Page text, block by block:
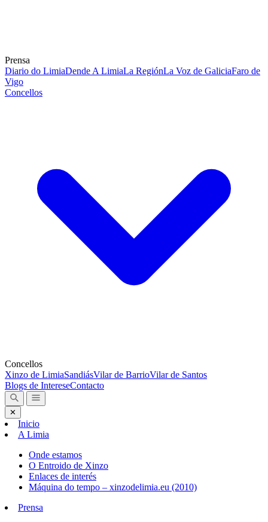
Prensa
Diario do LimiaDende A LimiaLa RegiónLa Voz de GaliciaFaro de
Vigo
Concellos
Concellos
Xinzo de LimiaSandiásVilar de BarrioVilar de Santos
Blogs de IntereseContacto
✕
Inicio
A Limia
Onde estamos
O Entroido de Xinzo
Enlaces de interés
Máquina do tempo – xinzodelimia.eu (2010)
Prensa